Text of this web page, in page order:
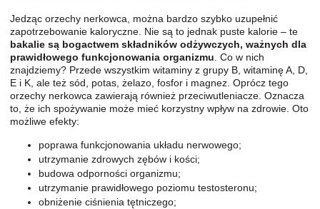
Jedząc orzechy nerkowca, można bardzo szybko uzupełnić
zapotrzebowanie kaloryczne. Nie są to jednak puste kalorie – te
bakalie są bogactwem składników odżywczych, ważnych dla
prawidłowego funkcjonowania organizmu. Co w nich
znajdziemy? Przede wszystkim witaminy z grupy B, witaminę A, D,
E i K, ale też sód, potas, żelazo, fosfor i magnez. Oprócz tego
orzechy nerkowca zawierają również przeciwutleniacze. Oznacza
to, że ich spożywanie może mieć korzystny wpływ na zdrowie. Oto
możliwe efekty:
poprawa funkcjonowania układu nerwowego;
utrzymanie zdrowych zębów i kości;
budowa odporności organizmu;
utrzymanie prawidłowego poziomu testosteronu;
obniżenie ciśnienia tętniczego;